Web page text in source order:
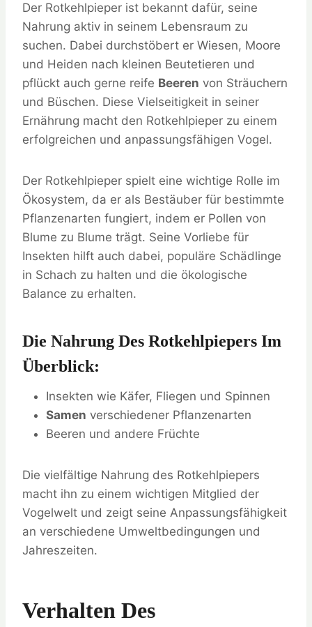
Der Rotkehlpieper ist bekannt dafür, seine
Nahrung aktiv in seinem Lebensraum zu
suchen. Dabei durchstöbert er Wiesen, Moore
und Heiden nach kleinen Beutetieren und
pflückt auch gerne reife Beeren von Sträuchern
und Büschen. Diese Vielseitigkeit in seiner
Ernährung macht den Rotkehlpieper zu einem
erfolgreichen und anpassungsfähigen Vogel.
Der Rotkehlpieper spielt eine wichtige Rolle im
Ökosystem, da er als Bestäuber für bestimmte
Pflanzenarten fungiert, indem er Pollen von
Blume zu Blume trägt. Seine Vorliebe für
Insekten hilft auch dabei, populäre Schädlinge
in Schach zu halten und die ökologische
Balance zu erhalten.
Die Nahrung Des Rotkehlpiepers Im
Überblick:
Insekten wie Käfer, Fliegen und Spinnen
Samen verschiedener Pflanzenarten
Beeren und andere Früchte
Die vielfältige Nahrung des Rotkehlpiepers
macht ihn zu einem wichtigen Mitglied der
Vogelwelt und zeigt seine Anpassungsfähigkeit
an verschiedene Umweltbedingungen und
Jahreszeiten.
Verhalten Des